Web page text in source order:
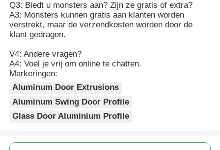
Q3: Biedt u monsters aan? Zijn ze gratis of extra?
A3: Monsters kunnen gratis aan klanten worden
verstrekt, maar de verzendkosten worden door de
klant gedragen.
V4: Andere vragen?
A4: Voel je vrij om online te chatten.
Markeringen:
Aluminum Door Extrusions
Aluminum Swing Door Profile
Glass Door Aluminium Profile